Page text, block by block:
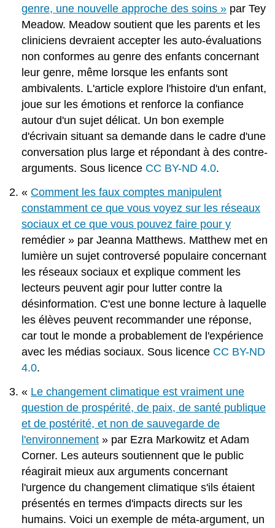
genre, une nouvelle approche des soins » par Tey
Meadow. Meadow soutient que les parents et les
cliniciens devraient accepter les auto-évaluations
non conformes au genre des enfants concernant
leur genre, même lorsque les enfants sont
ambivalents. L'article explore l'histoire d'un enfant,
joue sur les émotions et renforce la confiance
autour d'un sujet délicat. Un bon exemple
d'écrivain situant sa demande dans le cadre d'une
conversation plus large et répondant à des contre-
arguments. Sous licence CC BY-ND 4.0.
« Comment les faux comptes manipulent
constamment ce que vous voyez sur les réseaux
sociaux et ce que vous pouvez faire pour y
remédier » par Jeanna Matthews. Matthew met en
lumière un sujet controversé populaire concernant
les réseaux sociaux et explique comment les
lecteurs peuvent agir pour lutter contre la
désinformation. C'est une bonne lecture à laquelle
les élèves peuvent recommander une réponse,
car tout le monde a probablement de l'expérience
avec les médias sociaux. Sous licence CC BY-ND
4.0.
« Le changement climatique est vraiment une
question de prospérité, de paix, de santé publique
et de postérité, et non de sauvegarde de
l'environnement » par Ezra Markowitz et Adam
Corner. Les auteurs soutiennent que le public
réagirait mieux aux arguments concernant
l'urgence du changement climatique s'ils étaient
présentés en termes d'impacts directs sur les
humains. Voici un exemple de méta-argument, un